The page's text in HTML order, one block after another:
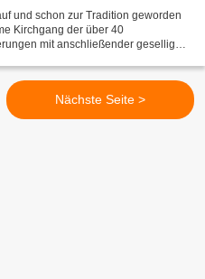
und schon zur Tradition geworden
Kirchgang der über 40
mit anschließender geselliger
Nächste Seite >